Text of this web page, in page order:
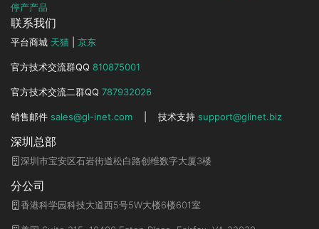
停产产品
联系我们
平台商城 天猫 京东
官方技术交流群QQ 810875001
官方技术交流二群QQ 787932026
销售邮件 sales@gl-inet.com 技术支持 support@glinet.biz
深圳总部
深圳市宝安区石岩街道松白路创维数字大厦3楼
分公司
香港科学园科技大道西5号5W大楼6楼601室